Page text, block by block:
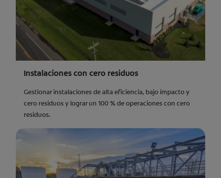
Instalaciones con cero residuos
Gestionar instalaciones de alta eficiencia, bajo impacto y
cero residuos y lograr un 100 % de operaciones con cero
residuos.